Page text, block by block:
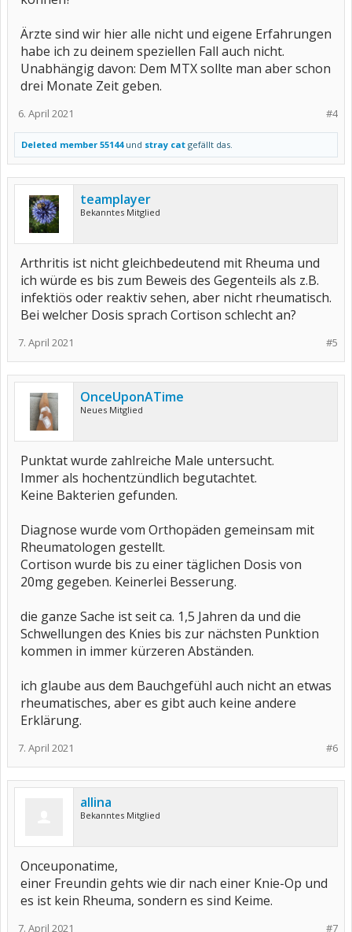
Ärzte sind wir hier alle nicht und eigene Erfahrungen
habe ich zu deinem speziellen Fall auch nicht.
Unabhängig davon: Dem MTX sollte man aber schon
drei Monate Zeit geben.
#4
6. April 2021
Deleted member 55144und stray cat gefällt das.
teamplayer
Bekanntes Mitglied
Arthritis ist nicht gleichbedeutend mit Rheuma und
ich würde es bis zum Beweis des Gegenteils als z.B.
infektiös oder reaktiv sehen, aber nicht rheumatisch.
Bei welcher Dosis sprach Cortison schlecht an?
#5
7. April 2021
OnceUponATime
Neues Mitglied
Punktat wurde zahlreiche Male untersucht.
Immer als hochentzündlich begutachtet.
Keine Bakterien gefunden.
Diagnose wurde vom Orthopäden gemeinsam mit
Rheumatologen gestellt.
Cortison wurde bis zu einer täglichen Dosis von
20mg gegeben. Keinerlei Besserung.
die ganze Sache ist seit ca. 1,5 Jahren da und die
Schwellungen des Knies bis zur nächsten Punktion
kommen in immer kürzeren Abständen.
ich glaube aus dem Bauchgefühl auch nicht an etwas
rheumatisches, aber es gibt auch keine andere
Erklärung.
#6
7. April 2021
allina
Bekanntes Mitglied
Onceuponatime,
einer Freundin gehts wie dir nach einer Knie-Op und
es ist kein Rheuma, sondern es sind Keime.
#7
7. April 2021